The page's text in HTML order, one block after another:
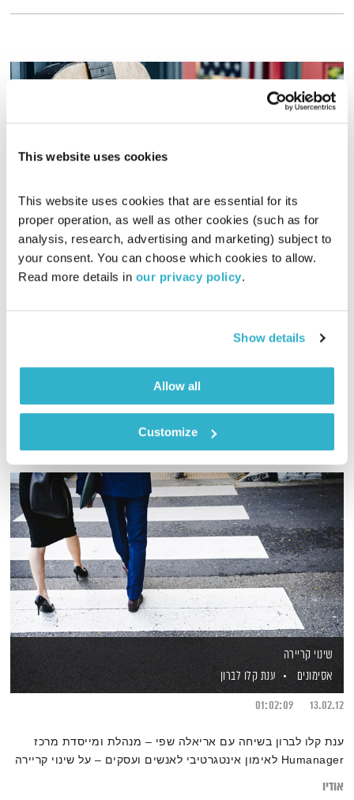
This website uses cookies
This website uses cookies that are essential for its
proper operation, as well as other cookies (such as for
analysis, research, advertising and marketing) subject to
your consent. You can choose which cookies to allow.
Read more details in our privacy policy.
Show details
Allow all
Customize
מנועים קדימה – 14.8.22
מנועים קדימה
גלית גורא-עיני
כל יום בדרך הביתה – שעה של מוזיקה מעולה בעריכתה ובהגשתה
שינוי קריירה
אסימונים
ענת קלו לברון
13.02.12
01:02:09
ענת קלו לברון בשיחה עם אריאלה שפי – מנהלת ומייסדת מרכז
Humanager לאימון אינטגרטיבי לאנשים ועסקים – על שינוי קריירה
אודיו